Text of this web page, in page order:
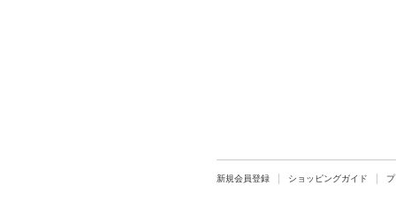
新規会員登録 ショッピングガイド